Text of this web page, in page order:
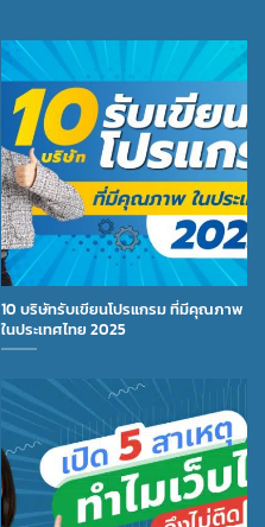
10 บริษัทรับเขียนโปรแกรม ที่มีคุณภาพ
ในประเทศไทย 2025